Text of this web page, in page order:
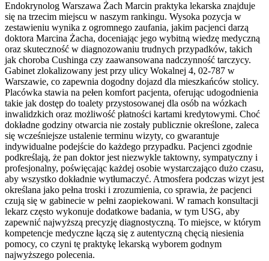
Endokrynolog Warszawa Żach Marcin praktyka lekarska znajduje
się na trzecim miejscu w naszym rankingu. Wysoka pozycja w
zestawieniu wynika z ogromnego zaufania, jakim pacjenci darzą
doktora Marcina Żacha, doceniając jego wybitną wiedzę medyczną
oraz skuteczność w diagnozowaniu trudnych przypadków, takich
jak choroba Cushinga czy zaawansowana nadczynność tarczycy.
Gabinet zlokalizowany jest przy ulicy Wokalnej 4, 02-787 w
Warszawie, co zapewnia dogodny dojazd dla mieszkańców stolicy.
Placówka stawia na pełen komfort pacjenta, oferując udogodnienia
takie jak dostęp do toalety przystosowanej dla osób na wózkach
inwalidzkich oraz możliwość płatności kartami kredytowymi. Choć
dokładne godziny otwarcia nie zostały publicznie określone, zaleca
się wcześniejsze ustalenie terminu wizyty, co gwarantuje
indywidualne podejście do każdego przypadku. Pacjenci zgodnie
podkreślają, że pan doktor jest niezwykle taktowny, sympatyczny i
profesjonalny, poświęcając każdej osobie wystarczająco dużo czasu,
aby wszystko dokładnie wytłumaczyć. Atmosfera podczas wizyt jest
określana jako pełna troski i zrozumienia, co sprawia, że pacjenci
czują się w gabinecie w pełni zaopiekowani. W ramach konsultacji
lekarz często wykonuje dodatkowe badania, w tym USG, aby
zapewnić najwyższą precyzję diagnostyczną. To miejsce, w którym
kompetencje medyczne łączą się z autentyczną chęcią niesienia
pomocy, co czyni tę praktykę lekarską wyborem godnym
najwyższego polecenia.